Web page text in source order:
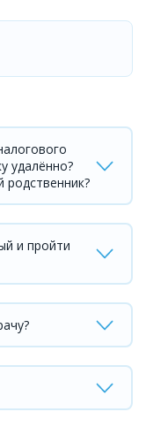
удалённо?
и пройти